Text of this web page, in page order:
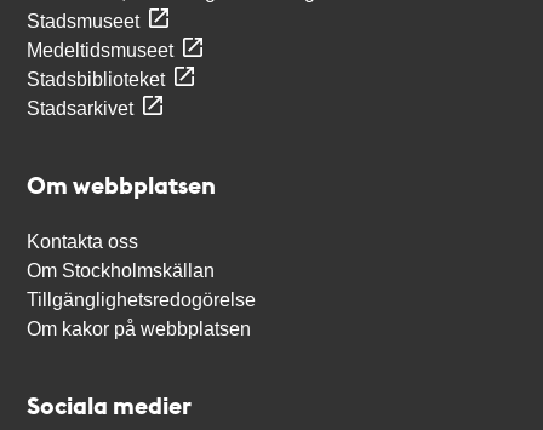
Stadsmuseet
Medeltidsmuseet
Stadsbiblioteket
Stadsarkivet
Om webbplatsen
Kontakta oss
Om Stockholmskällan
Tillgänglighetsredogörelse
Om kakor på webbplatsen
Sociala medier